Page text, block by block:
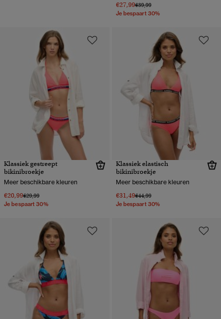
€27,99Prijs verlaagd van
€39,99naar
Je bespaart 30%
Klassiek gestreept
bikinibroekje
Meer beschikbare kleuren
€20,99Prijs verlaagd van
€29,99naar
Je bespaart 30%
Klassiek elastisch
bikinibroekje
Meer beschikbare kleuren
€31,49Prijs verlaagd van
€44,99naar
Je bespaart 30%